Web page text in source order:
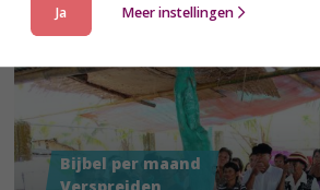
Bijbel per maand
Ja Meer instellingen